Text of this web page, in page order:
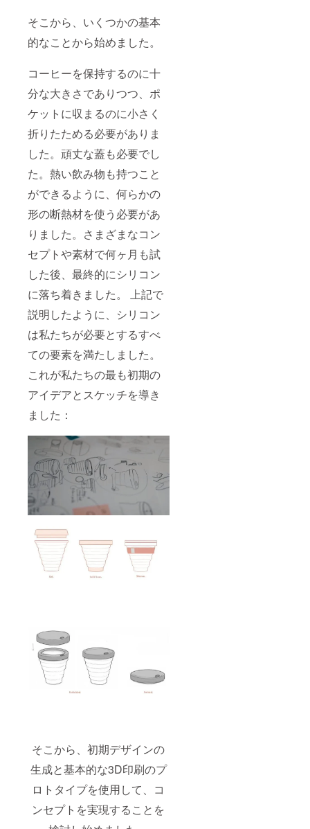
そこから、いくつかの基本
的なことから始めました。
コーヒーを保持するのに十
分な大きさでありつつ、ポ
ケットに収まるのに小さく
折りたためる必要がありま
した。頑丈な蓋も必要でし
た。熱い飲み物も持つこと
ができるように、何らかの
形の断熱材を使う必要があ
りました。さまざまなコン
セプトや素材で何ヶ月も試
した後、最終的にシリコン
に落ち着きました。 上記で
説明したように、シリコン
は私たちが必要とするすべ
ての要素を満たしました。
これが私たちの最も初期の
アイデアとスケッチを導き
ました：
そこから、初期デザインの
生成と基本的な3D印刷のプ
ロトタイプを使用して、コ
ンセプトを実現することを